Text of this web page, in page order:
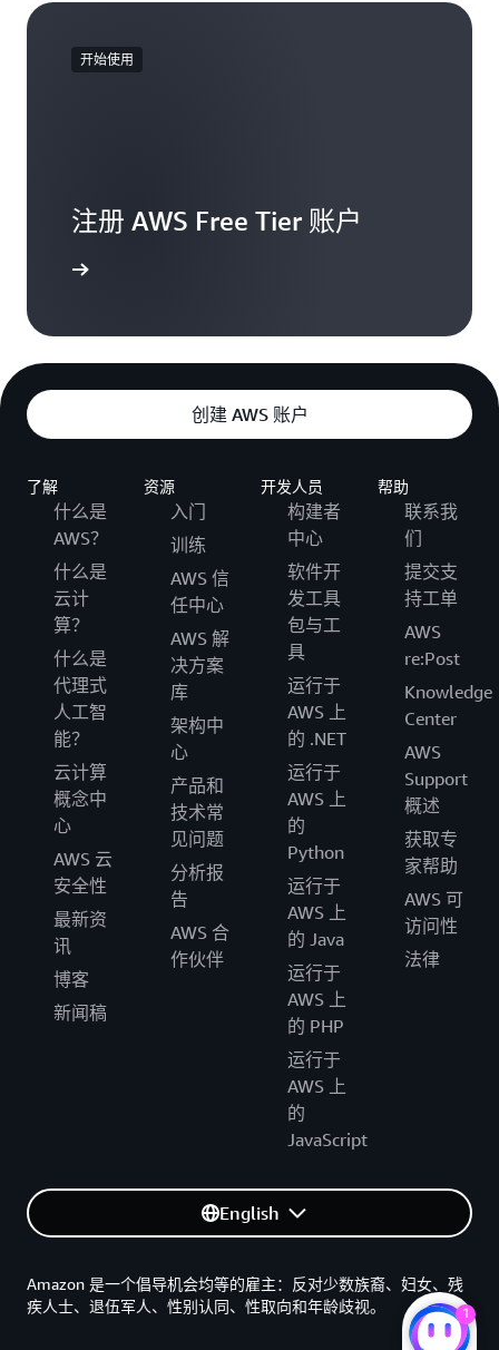
开始使用
注册 AWS Free Tier 账户
创建 AWS 账户
了解
什么是
AWS？
什么是
云计
算？
什么是
代理式
人工智
能？
云计算
概念中
心
AWS 云
安全性
最新资
讯
博客
新闻稿
资源
入门
训练
AWS 信
任中心
AWS 解
决方案
库
架构中
心
产品和
技术常
见问题
分析报
告
AWS 合
作伙伴
开发人员
构建者
中心
软件开
发工具
包与工
具
运行于
AWS 上
的 .NET
运行于
AWS 上
的
Python
运行于
AWS 上
的 Java
运行于
AWS 上
的 PHP
运行于
AWS 上
的
JavaScript
帮助
联系我
们
提交支
持工单
AWS
re:Post
Knowledge
Center
AWS
Support
概述
获取专
家帮助
AWS 可
访问性
法律
English
Amazon 是一个倡导机会均等的雇主：反对少数族裔、妇女、残
疾人士、退伍军人、性别认同、性取向和年龄歧视。
1